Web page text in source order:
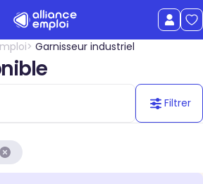
Garnisseur industriel
Filtrer